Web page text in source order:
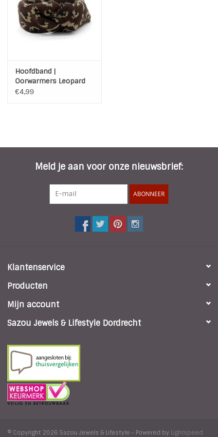
INSPIRATIE
Blog
Hoofdband |
Oorwarmers Leopard
Dark Brown | M015
€4,99
Meld je aan voor onze nieuwsbrief:
ABONNEER
Klantenservice
Producten
Mijn account
Sazou Jewels & Lifestyle Dordrecht
© Copyright 2026 Sazou Jewels & Lifestyle - Powered by Lightspeed